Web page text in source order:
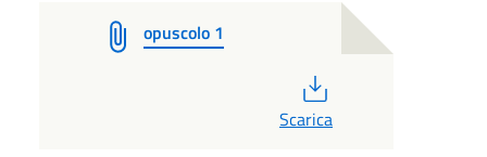
opuscolo 1
Scarica